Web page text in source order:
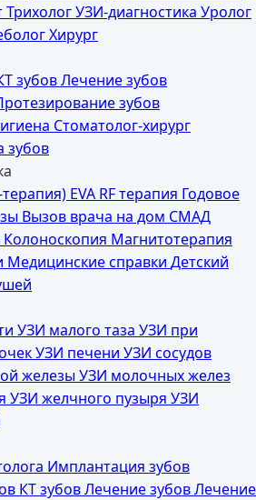
ТрихологУЗИ-диагностика Уролог
Хирург
зубовЛечение зубов
зубов
Стоматолог-хирург
зубов
EVA RF терапия Годовое
Вызов врача на дом СМАД
Колоноскопия Магнитотерапия
Медицинские справки Детский
УЗИ малого таза УЗИ при
УЗИ печени УЗИ сосудов
железыУЗИ молочных желез
УЗИ желчного пузыря УЗИ
Имплантация зубов
КТ зубовЛечение зубовЛечение